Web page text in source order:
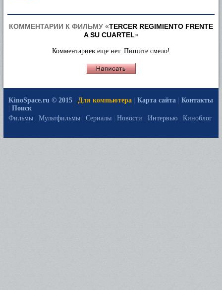
КОММЕНТАРИИ К ФИЛЬМУ «TERCER REGIMIENTO FRENTE
A SU CUARTEL»
Комментариев еще нет. Пишите смело!
KinoSpace.ru © 2015 Для компьютера Карта сайта
Контакты
Поиск
Фильмы
Мультфильмы Сериалы Новости Интервью Киноблог